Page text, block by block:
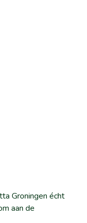
Groningen écht
aan de